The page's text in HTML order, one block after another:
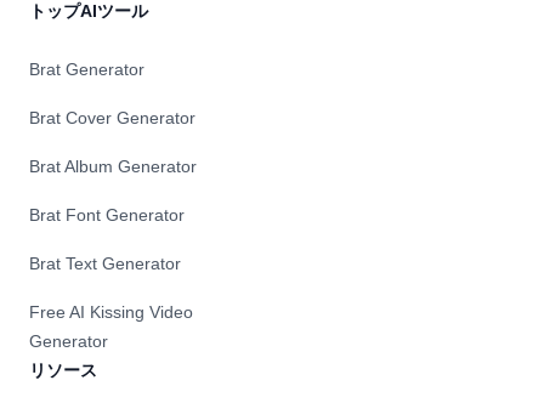
トップAIツール
Brat Generator
Brat Cover Generator
Brat Album Generator
Brat Font Generator
Brat Text Generator
Free AI Kissing Video
Generator
リソース